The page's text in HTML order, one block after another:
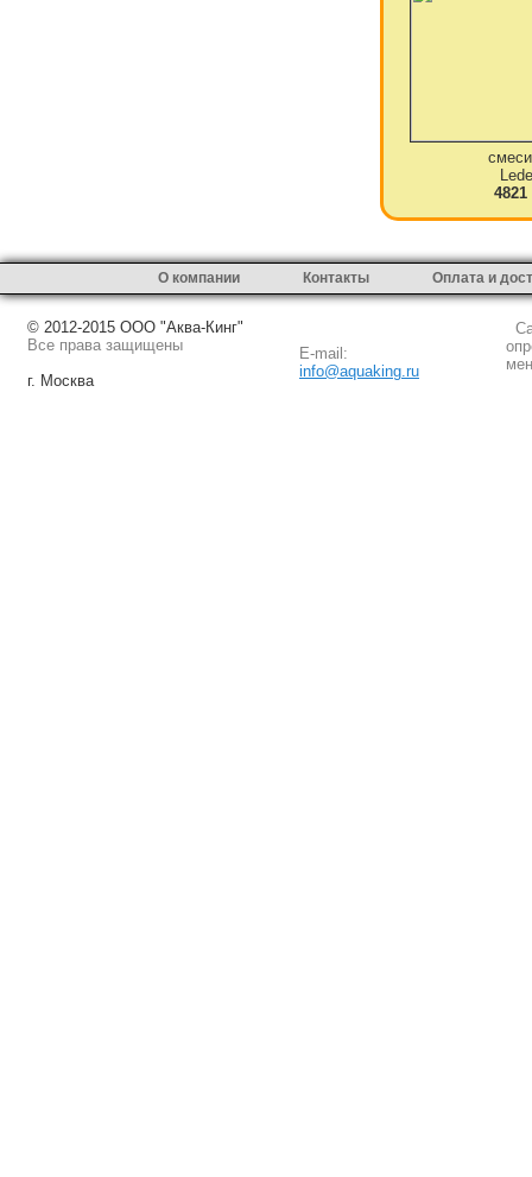
4821
О компании Контакты Оплата и
© 2012-2015 ООО "Аква-Кинг"
Все права защищены
г. Москва
E-mail:
info@aquaking.ru